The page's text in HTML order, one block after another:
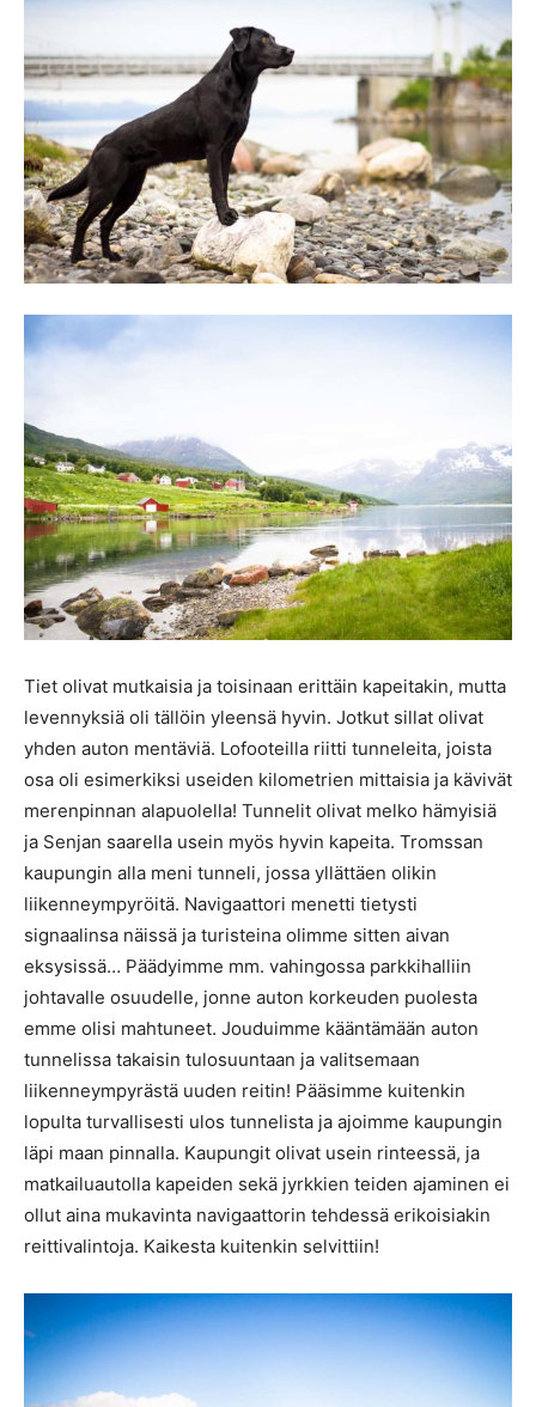
Tiet olivat mutkaisia ja toisinaan erittäin kapeitakin, mutta
levennyksiä oli tällöin yleensä hyvin. Jotkut sillat olivat
yhden auton mentäviä. Lofooteilla riitti tunneleita, joista
osa oli esimerkiksi useiden kilometrien mittaisia ja kävivät
merenpinnan alapuolella! Tunnelit olivat melko hämyisiä
ja Senjan saarella usein myös hyvin kapeita. Tromssan
kaupungin alla meni tunneli, jossa yllättäen olikin
liikenneympyröitä. Navigaattori menetti tietysti
signaalinsa näissä ja turisteina olimme sitten aivan
eksysissä… Päädyimme mm. vahingossa parkkihalliin
johtavalle osuudelle, jonne auton korkeuden puolesta
emme olisi mahtuneet. Jouduimme kääntämään auton
tunnelissa takaisin tulosuuntaan ja valitsemaan
liikenneympyrästä uuden reitin! Pääsimme kuitenkin
lopulta turvallisesti ulos tunnelista ja ajoimme kaupungin
läpi maan pinnalla. Kaupungit olivat usein rinteessä, ja
matkailuautolla kapeiden sekä jyrkkien teiden ajaminen ei
ollut aina mukavinta navigaattorin tehdessä erikoisiakin
reittivalintoja. Kaikesta kuitenkin selvittiin!